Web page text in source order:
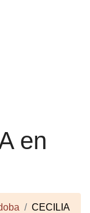
en
CECILIA